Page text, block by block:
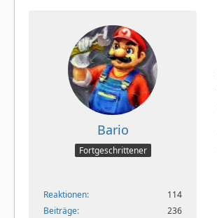
Bario
Fortgeschrittener
Reaktionen
114
Beiträge
236